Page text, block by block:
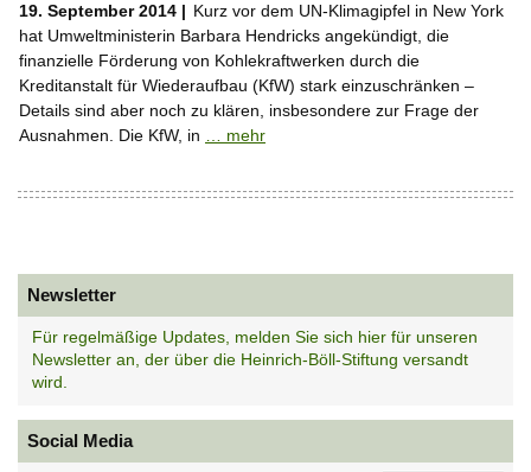
19. September 2014 | Kurz vor dem UN-Klimagipfel in New York
hat Umweltministerin Barbara Hendricks angekündigt, die
finanzielle Förderung von Kohlekraftwerken durch die
Kreditanstalt für Wiederaufbau (KfW) stark einzuschränken –
Details sind aber noch zu klären, insbesondere zur Frage der
Ausnahmen. Die KfW, in … mehr
Newsletter
Für regelmäßige Updates, melden Sie sich hier für unseren
Newsletter an, der über die Heinrich-Böll-Stiftung versandt
wird.
Social Media